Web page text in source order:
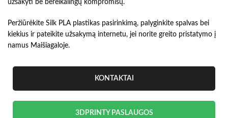
užsakyti be bereikalingų kompromisų.
Peržiūrėkite Silk PLA plastikas pasirinkimą, palyginkite spalvas bei
kiekius ir pateikite užsakymą internetu, jei norite greito pristatymo į
namus Maišiagaloje.
KONTAKTAI
3DPRINTY PASLAUGOS